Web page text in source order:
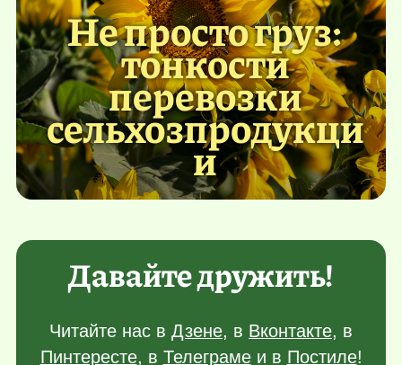
Не просто груз:
тонкости
перевозки
сельхозпродукци
и
Давайте дружить!
Читайте нас в Дзене, в Вконтакте, в
Пинтересте, в Телеграмеи в Постиле!